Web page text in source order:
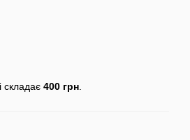
складає 400 грн